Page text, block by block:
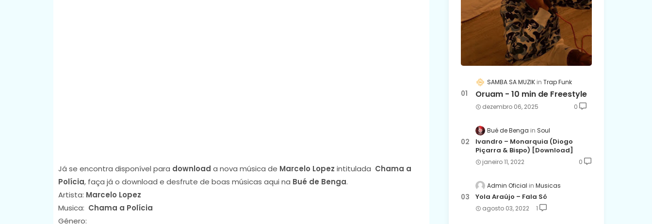
Já se encontra disponível para download a nova música de Marcelo Lopez intitulada Chama a
Polícia, faça já o download e desfrute de boas músicas aqui na Bué de Benga.
Artista: Marcelo Lopez
Musica: Chama a Polícia
Género:
SAMBA SA MUZIK Trap Funk
Oruam - 10 min de Freestyle
dezembro 06, 2025 0
Bué de Benga Soul
Ivandro – Monarquia (Diogo
Piçarra & Bispo) [Download]
janeiro 11, 2022 0
Admin Oficial Musicas
Yola Araújo – Fala Só
agosto 03, 2022 1